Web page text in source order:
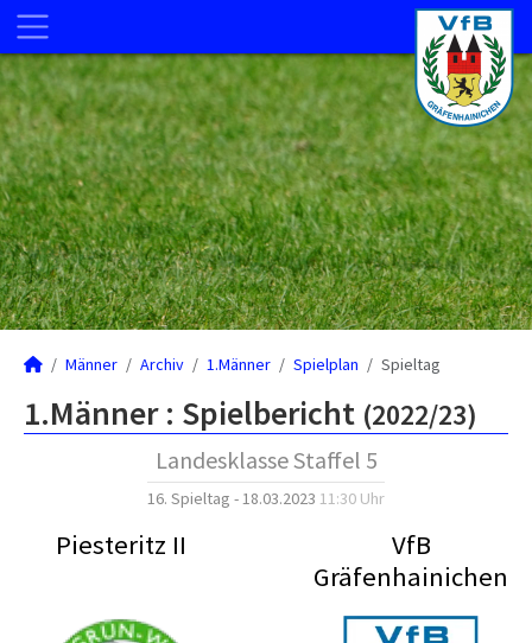
Männer Archiv 1.Männer Spielplan Spieltag
1.Männer : Spielbericht (2022/23)
Landesklasse Staffel 5
16. Spieltag - 18.03.2023 11:30 Uhr
Piesteritz II
VfB
Gräfenhainichen